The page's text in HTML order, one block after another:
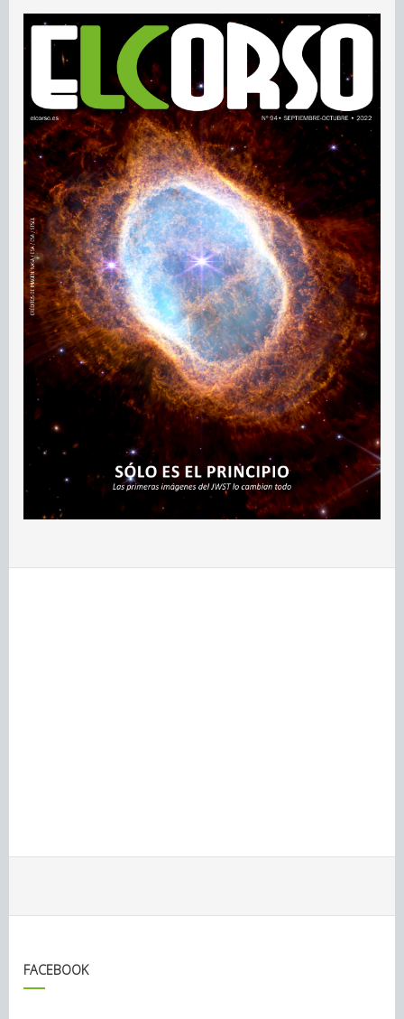
FACEBOOK